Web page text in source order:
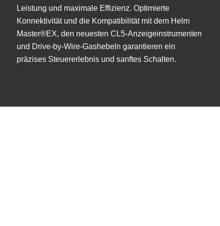
Leistung und maximale Effizienz. Optimierte
Konnektivität und die Kompatibilität mit dem Helm
Master®EX, den neuesten CL5-Anzeigeinstrumenten
und Drive-by-Wire-Gashebeln garantieren ein
präzises Steuererlebnis und sanftes Schalten.